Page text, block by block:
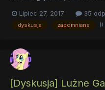
szepczące coś cichutko do
wy też znacie takie kreskówki
Lipiec 27, 2017 35
dyskusja zapomniane (i
[Dyskusja] Lużne